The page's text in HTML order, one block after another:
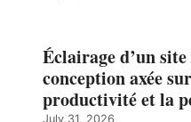
Éclairage d’un
conception axée
productivité et la
July 31, 2026